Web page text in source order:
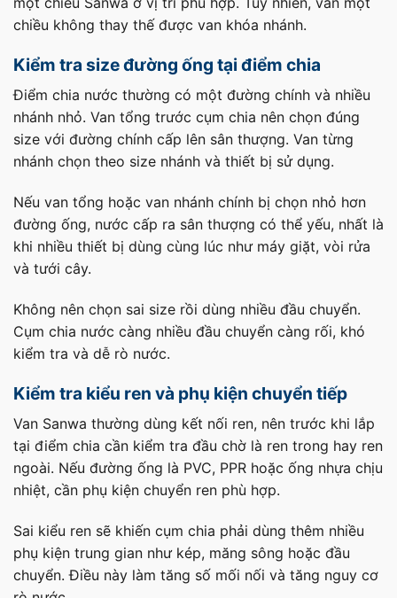
chiều không thay thế được van khóa nhánh.
Kiểm tra size đường ống tại điểm chia
Điểm chia nước thường có một đường chính và nhiều
nhánh nhỏ. Van tổng trước cụm chia nên chọn đúng
size với đường chính cấp lên sân thượng. Van từng
nhánh chọn theo size nhánh và thiết bị sử dụng.
Nếu van tổng hoặc van nhánh chính bị chọn nhỏ hơn
đường ống, nước cấp ra sân thượng có thể yếu, nhất là
khi nhiều thiết bị dùng cùng lúc như máy giặt, vòi rửa
và tưới cây.
Không nên chọn sai size rồi dùng nhiều đầu chuyển.
Cụm chia nước càng nhiều đầu chuyển càng rối, khó
kiểm tra và dễ rò nước.
Kiểm tra kiểu ren và phụ kiện chuyển tiếp
Van Sanwa thường dùng kết nối ren, nên trước khi lắp
tại điểm chia cần kiểm tra đầu chờ là ren trong hay ren
ngoài. Nếu đường ống là PVC, PPR hoặc ống nhựa chịu
nhiệt, cần phụ kiện chuyển ren phù hợp.
Sai kiểu ren sẽ khiến cụm chia phải dùng thêm nhiều
phụ kiện trung gian như kép, măng sông hoặc đầu
chuyển. Điều này làm tăng số mối nối và tăng nguy cơ